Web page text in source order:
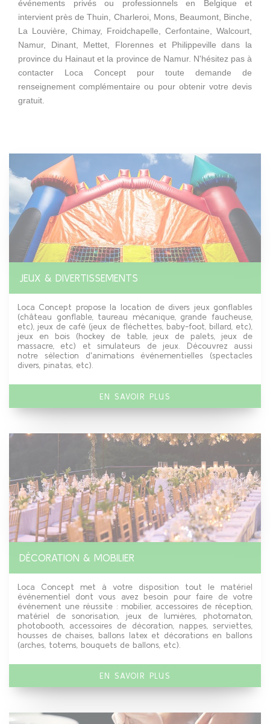
événements privés ou professionnels en Belgique et
intervient près de Thuin, Charleroi, Mons, Beaumont, Binche,
La Louvière, Chimay, Froidchapelle, Cerfontaine, Walcourt,
Namur, Dinant, Mettet, Florennes et Philippeville dans la
province du Hainaut et la province de Namur. N'hésitez pas à
contacter Loca Concept pour toute demande de
renseignement complémentaire ou pour obtenir votre devis
gratuit.
JEUX & DIVERTISSEMENTS
Loca Concept propose la location de divers jeux gonflables
(château gonflable, taureau mécanique, grande faucheuse,
etc), jeux de café (jeux de fléchettes, baby-foot, billard, etc),
jeux en bois (hockey de table, jeux de palets, jeux de
massacre, etc) et simulateurs de jeux. Découvrez aussi
notre sélection d'animations événementielles (spectacles
divers, pinatas, etc).
EN SAVOIR PLUS
DÉCORATION & MOBILIER
Loca Concept met à votre disposition tout le matériel
événementiel dont vous avez besoin pour faire de votre
événement une réussite : mobilier, accessoires de réception,
matériel de sonorisation, jeux de lumières, photomaton,
photobooth, accessoires de décoration, nappes, serviettes,
housses de chaises, ballons latex et décorations en ballons
(arches, totems, bouquets de ballons, etc).
EN SAVOIR PLUS